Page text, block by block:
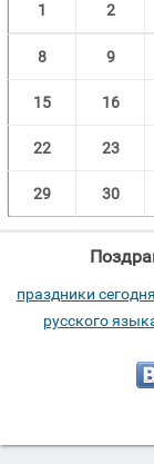
1
2
8 9
15 16
22 23
29 30
праздники сегодня
русского